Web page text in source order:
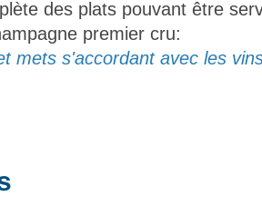
des plats pouvant être
premier cru:
mets s'accordant avec les